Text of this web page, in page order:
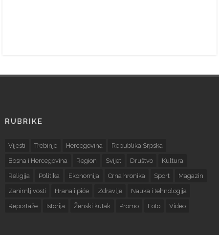
RUBRIKE
Vijesti Trebinje Hercegovina Republika Srpska
Bosna i Hercegovina Region Svijet Društvo Kultura
Religija Politika Ekonomija Crna hronika Sport Magazin
Zanimljivosti Hrana i piće Zdravlje Nauka i tehnologija
Reportaže Istorija Ženski kutak Promo Foto Video